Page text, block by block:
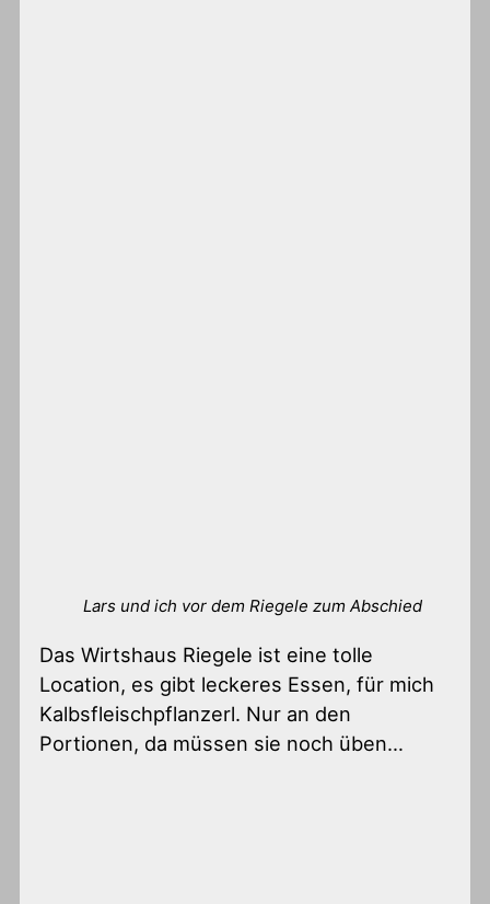
Lars und ich vor dem Riegele zum Abschied
Das Wirtshaus Riegele ist eine tolle
Location, es gibt leckeres Essen, für mich
Kalbsfleischpflanzerl. Nur an den
Portionen, da müssen sie noch üben…